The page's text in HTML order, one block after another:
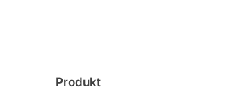
Produkt